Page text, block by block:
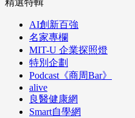
精選特輯
AI創新百強
名家專欄
MIT-U 企業探照燈
特別企劃
Podcast《商周Bar》
alive
良醫健康網
Smart自學網